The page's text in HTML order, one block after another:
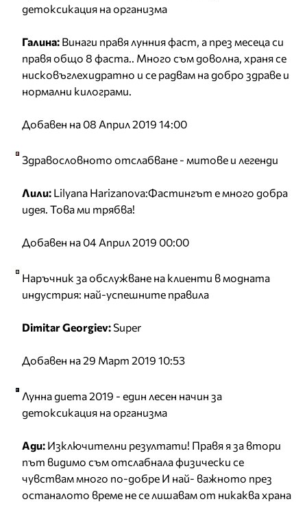
детоксикация на организма
Галина: Винаги правя лунния фаст, а през месеца си
правя общо 8 фаста.. Много съм доволна, храня се
нисковъглехидратно и се радвам на добро здраве и
нормални килограми.
Добавен на 08 Април 2019 14:00
Здравословното отслабване - митове и легенди
Лили: Lilyana Harizanova:Фастингът е много добра
идея. Това ми трябва!
Добавен на 04 Април 2019 00:00
Наръчник за обслужване на клиенти в модната
индустрия: най-успешните правила
Dimitar Georgiev:Super
Добавен на 29 Март 2019 10:53
Лунна диета 2019 - един лесен начин за
детоксикация на организма
Ади: Изключителни резултати! Правя я за втори
път видимо съм отслабнала физически се
чувствам много по-добре И най- важното през
останалото време не се лишавам от никаква храна